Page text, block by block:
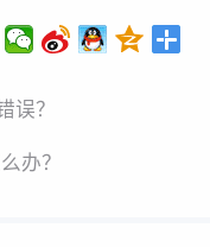
误？
办？